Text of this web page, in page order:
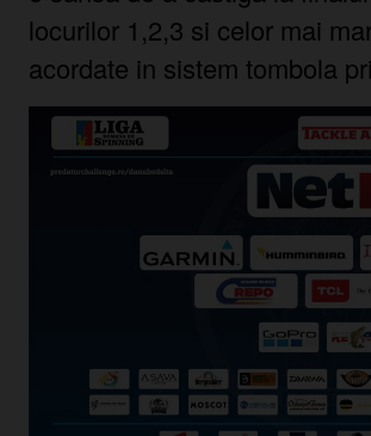
locurilor 1,2,3 si celor mai
acordate in sistem tombola